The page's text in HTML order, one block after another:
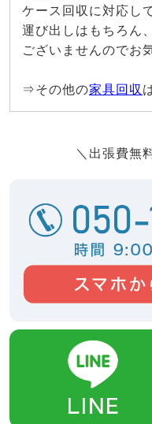
ケース回収に対応し
運び出しはもちろん
ございませんのでお
⇒その他の家具回収
＼出張費無